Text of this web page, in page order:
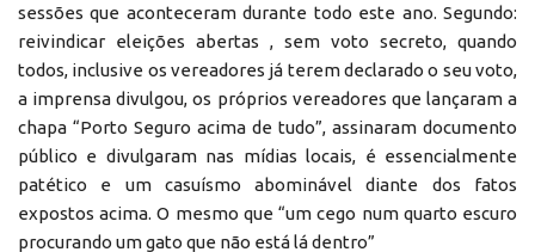
sessões que aconteceram durante todo este ano. Segundo:
reivindicar eleições abertas , sem voto secreto, quando
todos, inclusive os vereadores já terem declarado o seu voto,
a imprensa divulgou, os próprios vereadores que lançaram a
chapa “Porto Seguro acima de tudo”, assinaram documento
público e divulgaram nas mídias locais, é essencialmente
patético e um casuísmo abominável diante dos fatos
expostos acima. O mesmo que “um cego num quarto escuro
procurando um gato que não está lá dentro”